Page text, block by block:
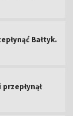
Bałtyk.